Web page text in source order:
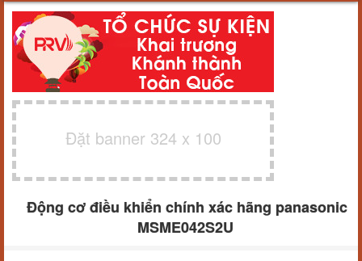
Đặt banner 324 x 100
Động cơ điều khiển chính xác hãng panasonic
MSME042S2U